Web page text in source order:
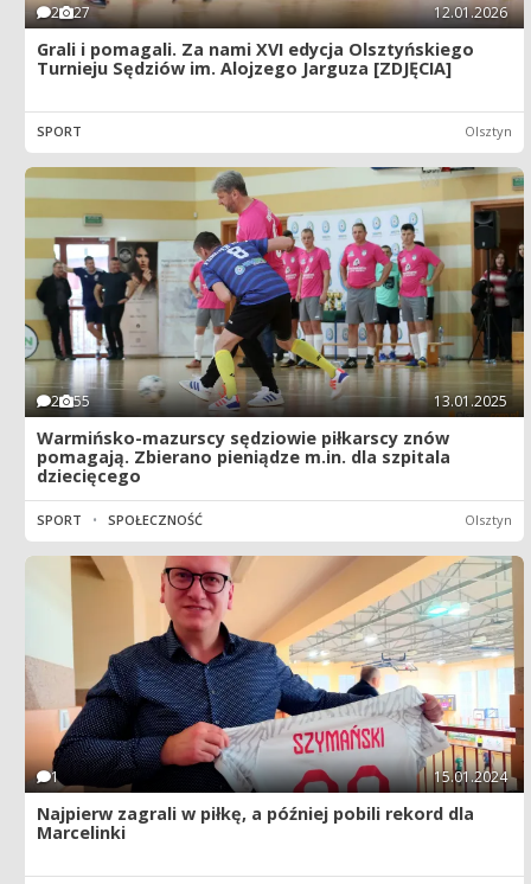
2 27 12.01.2026
Grali i pomagali. Za nami XVI edycja Olsztyńskiego
Turnieju Sędziów im. Alojzego Jarguza [ZDJĘCIA]
SPORT Olsztyn
2 55 13.01.2025
Warmińsko-mazurscy sędziowie piłkarscy znów
pomagają. Zbierano pieniądze m.in. dla szpitala
dziecięcego
SPORT • SPOŁECZNOŚĆ Olsztyn
1 15.01.2024
Najpierw zagrali w piłkę, a później pobili rekord dla
Marcelinki